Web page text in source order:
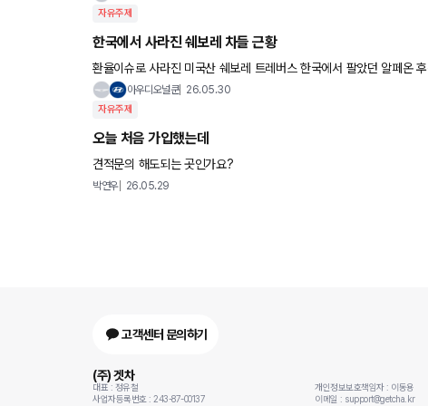
자유주제
한국에서 사라진 쉐보레 차들 근황
환율이슈로 사라진 미국산 쉐보레 트레버스 한국에서 팔았던 알페온 후속모델 쉐보레 볼트 옵션으로 슈퍼크루즈 쉐
보레 이쿼녹스 이번에 나온 볼트 옵션으로 슈퍼크루즈 있음 국내출시는..
아우디오널쿤 26.05.30
자유주제
오늘 처음 가입했는데
견적문의 해도되는 곳인가요?
박연우 26.05.29
고객센터 문의하기
(주) 겟차
대표 : 정유철
사업자등록번호 : 243-87-00137
개인정보보호책임자 : 이동용
이메일 : support@getcha.kr